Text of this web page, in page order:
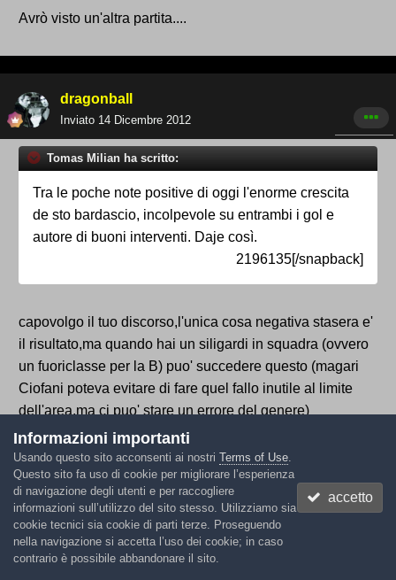
Avrò visto un'altra partita....
dragonball
Inviato 14 Dicembre 2012
Tomas Milian ha scritto:
Tra le poche note positive di oggi l'enorme crescita
de sto bardascio, incolpevole su entrambi i gol e
autore di buoni interventi. Daje così.
2196135[/snapback]
capovolgo il tuo discorso,l'unica cosa negativa stasera e'
il risultato,ma quando hai un siligardi in squadra (ovvero
un fuoriclasse per la B) puo' succedere questo (magari
Ciofani poteva evitare di fare quel fallo inutile al limite
dell'area,ma ci puo' stare un errore del genere)
civitarossoverde
Inviato 14 Dicembre 2012
dragonball ha scritto:
Informazioni importanti
Usando questo sito acconsenti ai nostri Terms of Use.
Questo sito fa uso di cookie per migliorare l’esperienza
di navigazione degli utenti e per raccogliere
informazioni sull’utilizzo del sito stesso. Utilizziamo sia
cookie tecnici sia cookie di parti terze. Proseguendo
nella navigazione si accetta l’uso dei cookie; in caso
contrario è possibile abbandonare il sito.
accetto